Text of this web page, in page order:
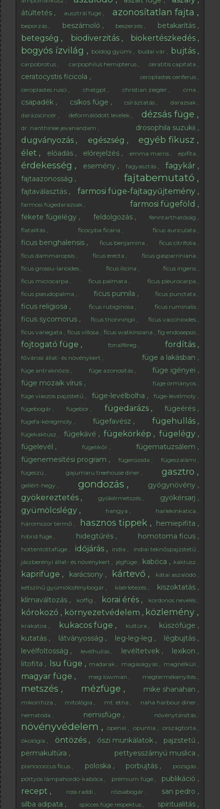
átültetés ausztrál füge azonosítatlan fajta
beporzás beszámoló beszerzés betakarítás
betegség biodiverzitás biokertészkedés
bogyós ízvilág boldog gyümi budai vár bujtás
carpobrotus carpophilus hemipterus ceratitis capitata
ceratocystis ficicola
ceroplastes ceriferus
ceroplastes rusci
chatgpt christian ziegler crna
csapadék csíkos füge csíráztatás
darazsak
darázscincér
deformálódott levelek dézsás füge
dr. nanthinee jevanandam drosophila suzukii
dugványozás egészség egyéb fikusz
élet előadás előrejelzés emma marris epifita
érdekesség esemény fagyasztás fagykár
fajtaazonosság fajtabemutató
fajtaválasztás farmosi füge-fajtagyűjtemény
farmosi fügedarazsak farmosi fügeföld
fekete fügelégy feldolgozás
fenntarthatóság
fiatalítás
ficocyba ficaria ficus auriculata
ficus benghalensis ficus benjamina
ficus citrifolia
ficus dammaropsis
ficus erecta
ficus gasparriniana
ficus grossu-larioides
ficus ilicina
ficus ingens
ficus microcarpa
ficus palmata
ficus pleurocarpa
ficus pseudopalma
ficus pumila ficus punctata
ficus religiosa ficus rubiginosa ficus ruminalis
ficus sycomorus ficus thonningii
ficus vaccinioides
ficus variegata
ficus villosa ficus watkinsiana fig endosepsis
fojtogató füge fonalféreg fordítás
fővárosi állat- és növénykert füge a lakásban
füge antraknózis füge azonosítás
füge igényei
füge mozaik vírus
füge ormányos
füge viaszos pajzstetű
füge-levélbolha
füge-levélmoly
fügebogár
fügebor fügedarázs fügeérés
fügefa-kéregmoly fügefavész fügehullás
fügekaktusz fügekávé fügekörkép fügelégy
fügelevél fügelikőr
fügematuzsálem
fügenemesítési program
fügerozsda
fügeszalámi
fügeszú
gajumaru treehouse diner gasztro
gellért-hegy gondozás gyógynövény
gyökereztetés gyökérmetszés gyökérsarj
gyümölcslégy hangya
harlekinkatica
háromszor termő
hasznos tippek hemiepifita
hibrid füge hidegtűrés homotoma ficus
hottentottafüge időjárás india
indiai teknőspajzstetű
jászberényi állat- és növénykert
jégfüge kabóca kaktusz
kaprifüge karácsony kártevő
kátai aszalódó
kétszínű gyümölcsfénybogár
kísérletezés
kiszoktatás
klímaváltozás
koffig korai érés kordonos nevelés
kórokozó környezetvédelem közlemény
krakatoa kukacos füge kultúra
kúszófüge
kutatás
látványosság leg-leg-leg
légbujtás
levélfoltosság
levélhullás levéltetvek
lexikon
litofita
lsu füge madarak magaságyás magnélküli
magyar füge meg lowman megtermékenyítés
metszés mézfüge mike shanahan
mikorrhiza mitológia mt. etna
naha harbour diner
nematoda
nemisfüge növénytársítás
növényvédelem openai opuntia
országtorta
ökológia
öntözés őszi munkálatok
pajzstetű
permakultúra
pettyesszárnyú muslica
planococcus ficus poloska porbujtás
pozsgás
pöttyös lámpahordó-kabóca
prémium füge publikáció
recept ross raddi rózsabogár
san pedro
silba adipata
spicces füge respektus spiritualitás